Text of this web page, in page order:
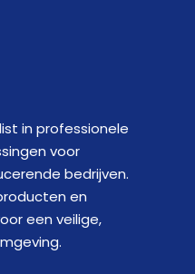
in professionele
voor
bedrijven.
en
een veilige,